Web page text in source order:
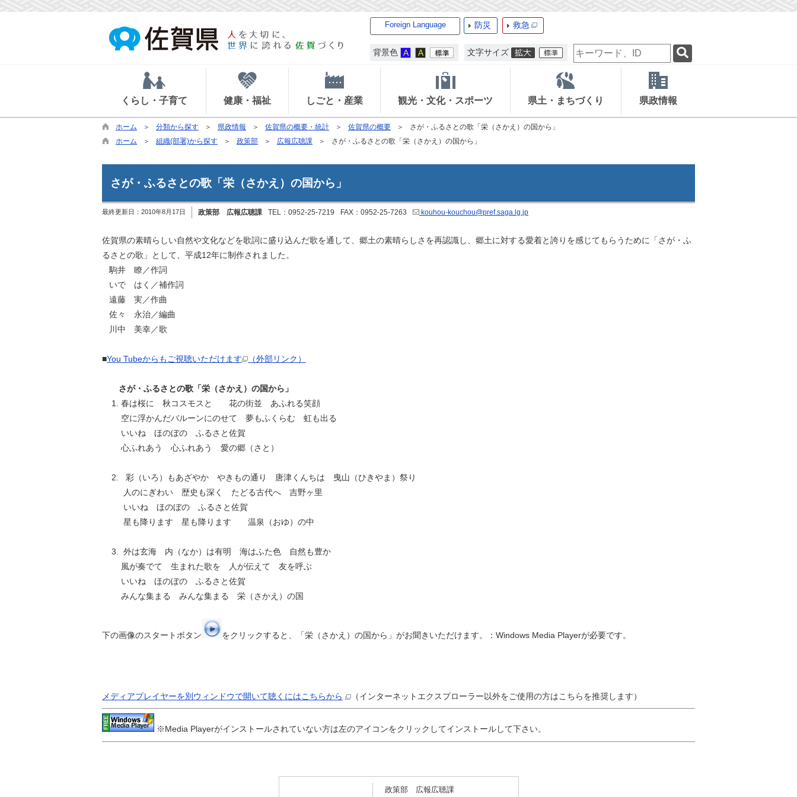
Foreign Language 防災 救急
背景色 文字サイズ
検
索
ー
ー
ド
くらし・子育て 健康・福祉 しごと・産業 観光・文化・スポーツ 県土・まちづくり 県政情報
ホーム 分類から探す 県政情報 佐賀県の概要・統計 佐賀県の概要
さが・ふるさとの歌「栄（さかえ）の国から」
ホーム
組織(部署)から探す 政策部 広報広聴課 さが・ふるさとの歌「栄（さかえ）の国から」
さが・ふるさとの歌「栄（さかえ）の国から」
最終更新日： 2010年8月17日 政策部 広報広聴課 TEL：0952-25-7219 FAX：0952-25-7263 kouhou-kouchou@pref.saga.lg.jp
佐賀県の素晴らしい自然や文化などを歌詞に盛り込んだ歌を通して、郷土の素晴らしさを再認識し、郷土に対する愛着と誇りを感じてもらうために「さが・ふ
るさとの歌」として、平成12年に制作されました。
駒井 瞭／作詞
いで はく／補作詞
遠藤 実／作曲
佐々 永治／編曲
川中 美幸／歌
■You Tubeからもご視聴いただけます （外部リンク）
さが・ふるさとの歌「栄（さかえ）の国から」
春は桜に 秋コスモスと 花の街並 あふれる笑顔
空に浮かんだバルーンにのせて 夢もふくらむ 虹も出る
いいね ほのぼの ふるさと佐賀
心ふれあう 心ふれあう 愛の郷（さと）
2. 彩（いろ）もあざやか やきもの通り 唐津くんちは 曳山（ひきやま）祭り
人のにぎわい 歴史も深く たどる古代へ 吉野ヶ里
いいね ほのぼの ふるさと佐賀
星も降ります 星も降ります 温泉（おゆ）の中
3. 外は玄海 内（なか）は有明 海はふた色 自然も豊か
風が奏でて 生まれた歌を 人が伝えて 友を呼ぶ
いいね ほのぼの ふるさと佐賀
みんな集まる みんな集まる 栄（さかえ）の国
下の画像のスタートボタン をクリックすると、「栄（さかえ）の国から」がお聞きいただけます。：Windows Media Playerが必要です。
メディアプレイヤーを別ウィンドウで開いて聴くにはこちらから （インターネットエクスプローラー以外をご使用の方はこちらを推奨します）
※Media Playerがインストールされていない方は左のアイコンをクリックしてインストールして下さい。
政策部 広報広聴課